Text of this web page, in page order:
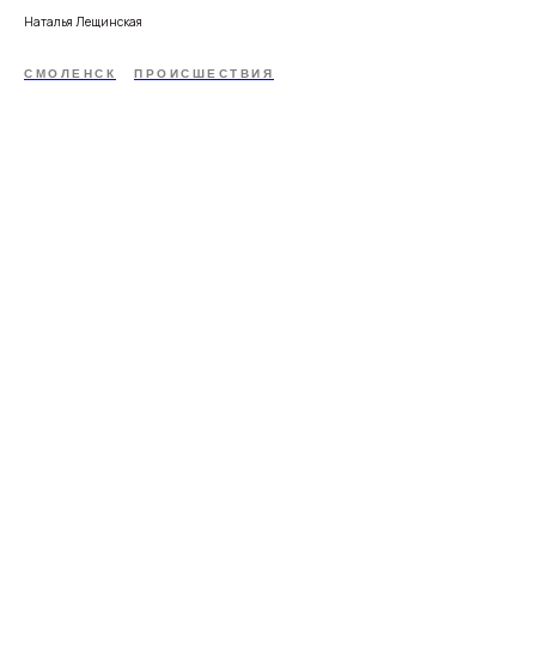
Наталья Лещинская
СМОЛЕНСК ПРОИСШЕСТВИЯ